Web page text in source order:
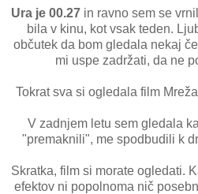
Ura je 00.27 in ravno sem se
bila v kinu, kot vsak teden.
občutek da bom gledala nekaj
mi uspe zadržati, da ne
Tokrat sva si ogledala film
V zadnjem letu sem gledala
"premaknili", me spodbudili k
Skratka, film si morate ogledati.
efektov ni popolnoma nič